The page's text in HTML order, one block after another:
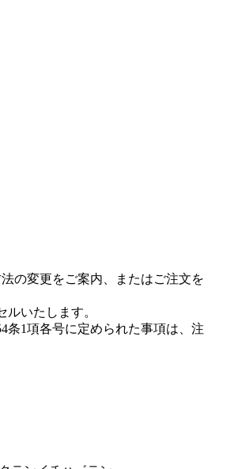
の変更をご案内、またはご注文を
いたします。
条1項各号に定められた事項は、注